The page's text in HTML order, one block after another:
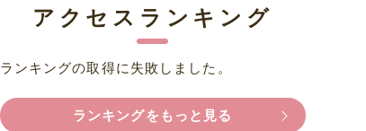
アクセスランキング
ランキングの取得に失敗しました。
ランキングをもっと見る